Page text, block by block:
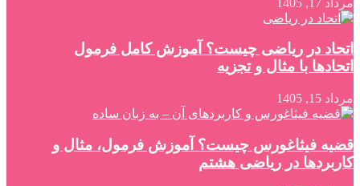
اتحاد در ریاضی چیست؟ آموزش کامل فرمول
اتحادها با مثال و تجزیه
مرداد 15, 1405
قضیه فیثاغورس چیست؟ آموزش فرمول، مثال و
کاربردها در ریاضی هشتم